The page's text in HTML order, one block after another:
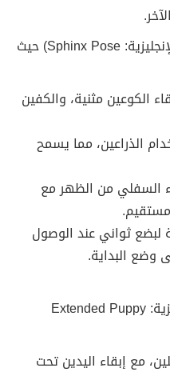
(بالإنجليزية: Sphinx Pose) حيث
الكوعين مثنية، والكفين
الذراعين، مما يسمح
السفلي من الظهر مع
ثواني عند الوصول
وضع البداية.
(بالإنجليزية: Extended Puppy
مع إبقاء اليدين تحت